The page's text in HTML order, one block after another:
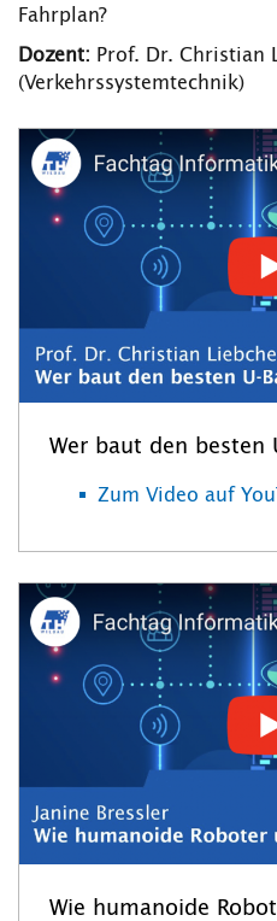
Fahrplan?
Dozent: Prof. Dr. Christian
(Verkehrssystemtechnik)
Wer baut den besten
Zum Video auf
Wie humanoide